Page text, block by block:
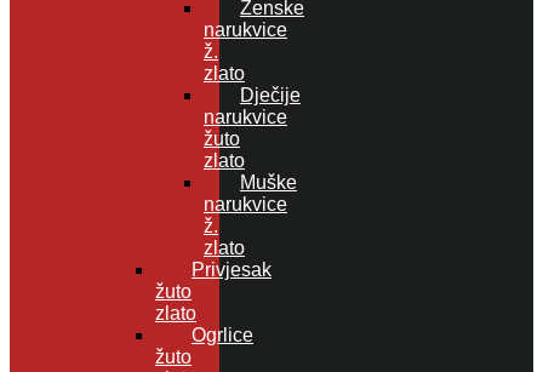
Ženske
narukvice
ž.
zlato
Dječije
narukvice
žuto
zlato
Muške
narukvice
ž.
zlato
Privjesak
žuto
zlato
Ogrlice
žuto